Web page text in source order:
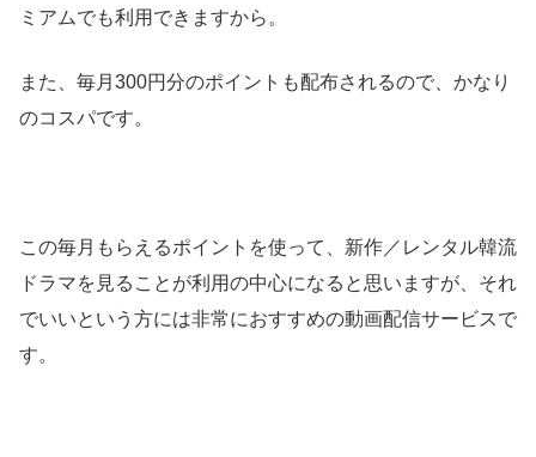
ミアムでも利用できますから。
また、毎月300円分のポイントも配布されるので、かなり
のコスパです。
この毎月もらえるポイントを使って、新作／レンタル韓流
ドラマを見ることが利用の中心になると思いますが、それ
でいいという方には非常におすすめの動画配信サービスで
す。